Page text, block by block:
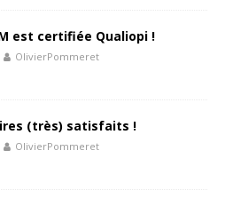
est certifiée Qualiopi !
OlivierPommeret
(très) satisfaits !
OlivierPommeret